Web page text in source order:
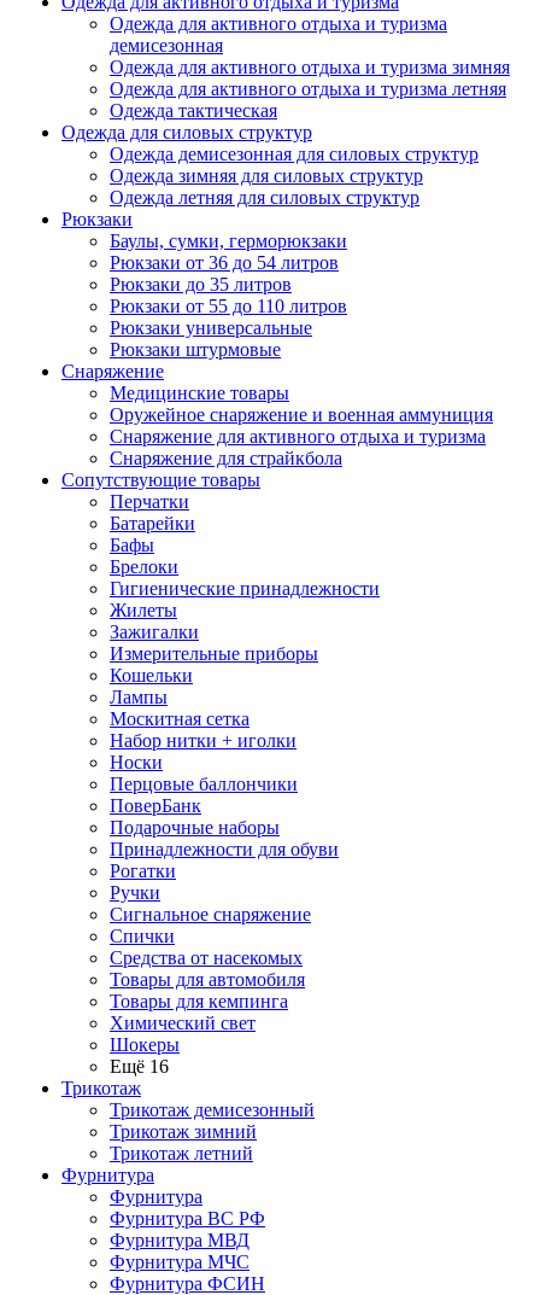
Одежда для активного отдыха и туризма
демисезонная
Одежда для активного отдыха и туризма зимняя
Одежда для активного отдыха и туризма летняя
Одежда тактическая
Одежда для силовых структур
Одежда демисезонная для силовых структур
Одежда зимняя для силовых структур
Одежда летняя для силовых структур
Рюкзаки
Баулы, сумки, герморюкзаки
Рюкзаки от 36 до 54 литров
Рюкзаки до 35 литров
Рюкзаки от 55 до 110 литров
Рюкзаки универсальные
Рюкзаки штурмовые
Снаряжение
Медицинские товары
Оружейное снаряжение и военная аммуниция
Снаряжение для активного отдыха и туризма
Снаряжение для страйкбола
Сопутствующие товары
Перчатки
Батарейки
Бафы
Брелоки
Гигиенические принадлежности
Жилеты
Зажигалки
Измерительные приборы
Кошельки
Лампы
Москитная сетка
Набор нитки + иголки
Носки
Перцовые баллончики
ПоверБанк
Подарочные наборы
Принадлежности для обуви
Рогатки
Ручки
Сигнальное снаряжение
Спички
Средства от насекомых
Товары для автомобиля
Товары для кемпинга
Химический свет
Шокеры
Ещё 16
Трикотаж
Трикотаж демисезонный
Трикотаж зимний
Трикотаж летний
Фурнитура
Фурнитура
Фурнитура ВС РФ
Фурнитура МВД
Фурнитура МЧС
Фурнитура ФСИН